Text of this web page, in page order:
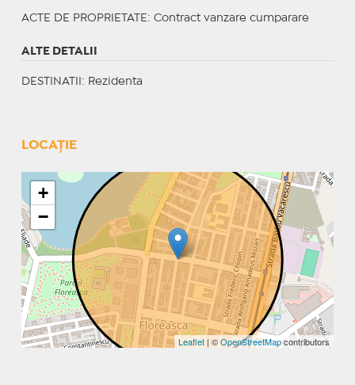
ACTE DE PROPRIETATE : Contract vanzare cumparare
ALTE DETALII
DESTINATII : Rezidenta
LOCAȚIE
+
−
Leaflet | ©OpenStreetMapcontributors